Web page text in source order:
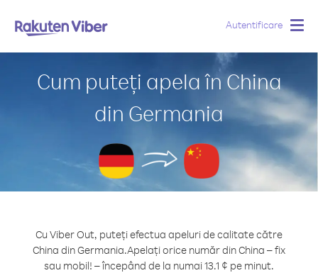
Autentificare
Cum puteți apela în China
din Germania
Cu Viber Out, puteți efectua apeluri de calitate către
China din Germania.Apelați orice număr din China – fix
sau mobil! – începând de la numai 13.1 ¢ pe minut.